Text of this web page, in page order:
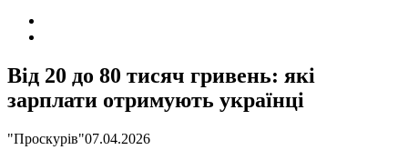
Від 20 до 80 тисяч гривень: які
зарплати отримують українці
"Проскурів"07.04.2026